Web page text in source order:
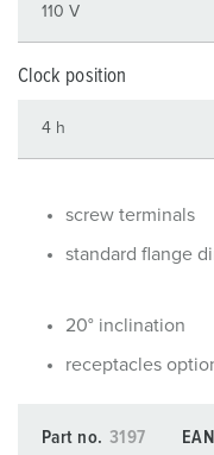
Clock position
screw terminals
standard flange
20° inclination
receptacles
Part no. 3197 EAN